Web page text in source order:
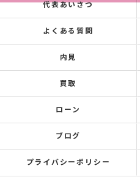
代表あいさつ
よくある質問
内見
買取
ローン
ブログ
プライバシーポリシー